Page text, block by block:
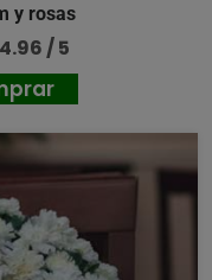
y rosas
4.96 / 5